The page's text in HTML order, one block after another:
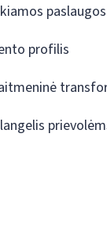
paslaugos
profilis